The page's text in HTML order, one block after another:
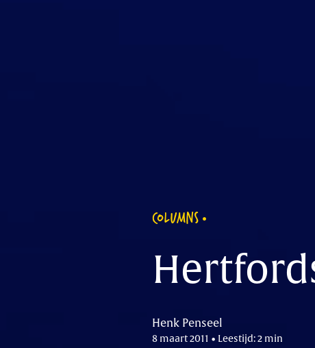
COLUMNS
Henk Penseel
8 maart 2011 • Leestijd: 2 min